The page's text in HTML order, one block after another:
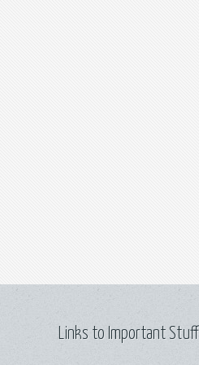
Links to Important Stuff